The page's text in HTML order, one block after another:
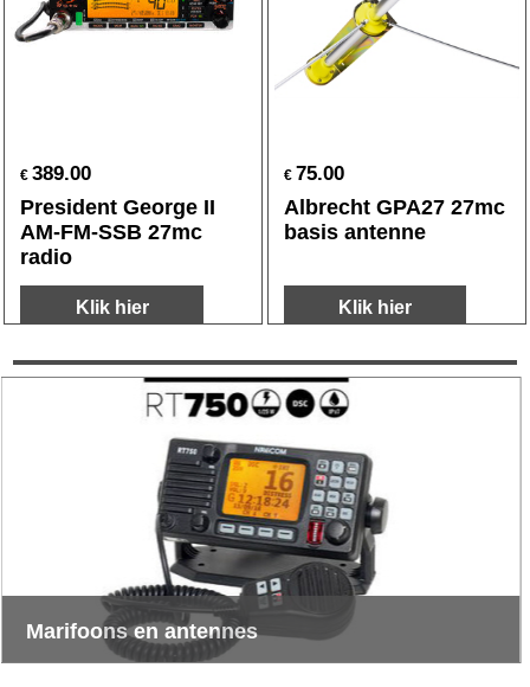
€ 389.00
President George II
AM-FM-SSB 27mc
radio
Klik hier
€ 75.00
Albrecht GPA27 27mc
basis antenne
Klik hier
Marifoons en antennes